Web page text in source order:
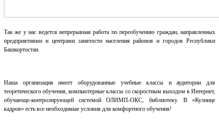
Так же у нас ведется непрерывная работа по переобучению граждан, направленных
предприятиями и центрами занятости населения районов и городов Республики
Башкортостан.
Наша организация имеет оборудованные учебные классы и аудитории для
теоретического обучения, компьютерные классы со скоростным выходом в Интернет,
обучающе-контролирующей системой ОЛИМП-ОКС, библиотеку. В «Кузнице
кадров» есть все необходимые условия для комфортного обучения!